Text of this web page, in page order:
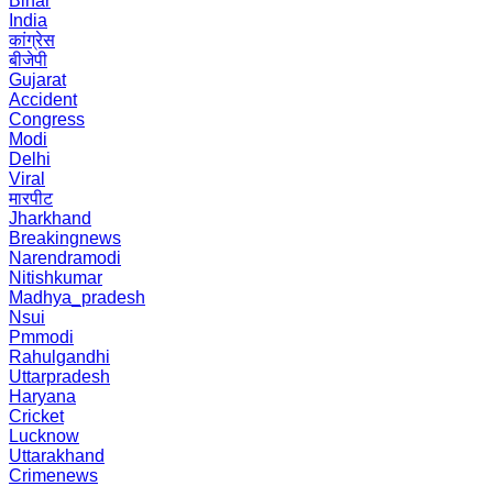
India
कांग्रेस
बीजेपी
Gujarat
Accident
Congress
Modi
Delhi
Viral
मारपीट
Jharkhand
Breakingnews
Narendramodi
Nitishkumar
Madhya_pradesh
Nsui
Pmmodi
Rahulgandhi
Uttarpradesh
Haryana
Cricket
Lucknow
Uttarakhand
Crimenews